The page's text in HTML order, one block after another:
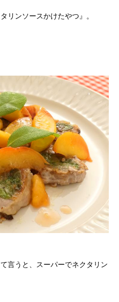
リンソースかけたやつ』。
言うと、スーパーでネクタリン